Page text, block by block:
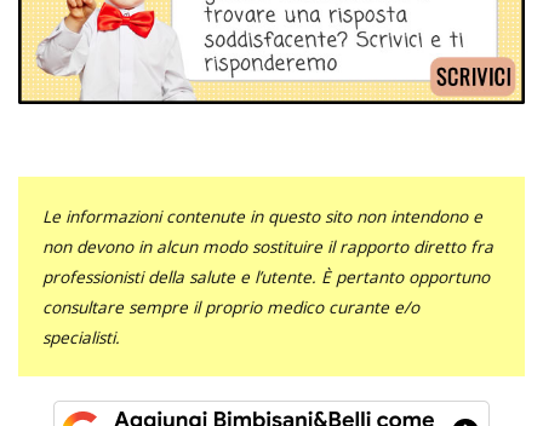
Le informazioni contenute in questo sito non intendono e
non devono in alcun modo sostituire il rapporto diretto fra
professionisti della salute e l’utente. È pertanto opportuno
consultare sempre il proprio medico curante e/o
specialisti.